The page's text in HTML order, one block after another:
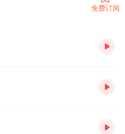
免费订阅